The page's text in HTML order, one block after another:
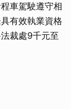
車駕駛遵守相
有效執業資格
裁處9千元至